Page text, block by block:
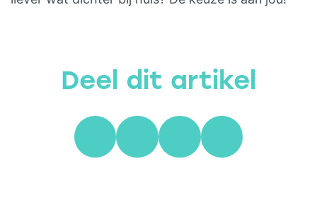
Deel dit artikel